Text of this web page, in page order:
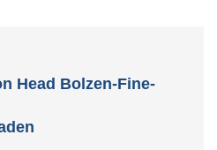
Head Bolzen-Fine-